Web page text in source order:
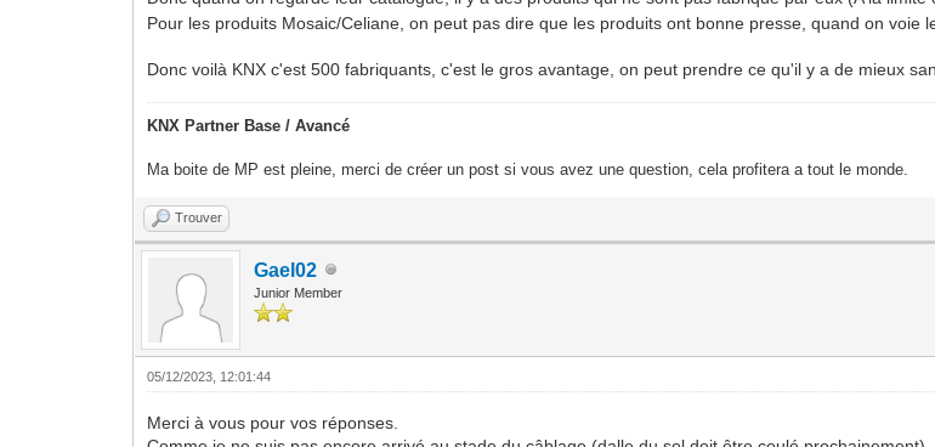
Pour les produits Mosaic/Celiane, on peut pas dire que les produits ont bonne presse, quand on voie
Donc voilà KNX c'est 500 fabriquants, c'est le gros avantage, on peut prendre ce qu'il y a de mieux
KNX Partner Base / Avancé
Ma boite de MP est pleine, merci de créer un post si vous avez une question, cela profitera a tout le monde.
Trouver
Gael02
Junior Member
05/12/2023, 12:01:44
Merci à vous pour vos réponses.